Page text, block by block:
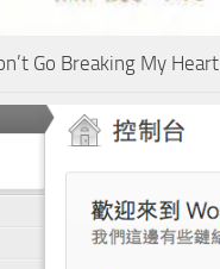
Go Breaking My Heart